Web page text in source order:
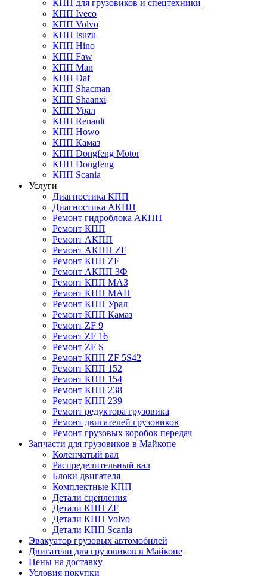
КПП для грузовиков и спецтехники
КПП Iveco
КПП Volvo
КПП Isuzu
КПП Hino
КПП Faw
КПП Man
КПП Daf
КПП Shacman
КПП Shaanxi
КПП Урал
КПП Renault
КПП Howo
КПП Камаз
КПП Dongfeng Motor
КПП Dongfeng
КПП Scania
Услуги
Диагностика КПП
Диагностика АКПП
Ремонт гидроблока АКПП
Ремонт КПП
Ремонт АКПП
Ремонт АКПП ZF
Ремонт КПП ZF
Ремонт АКПП ЗФ
Ремонт КПП МАЗ
Ремонт КПП МАН
Ремонт КПП Урал
Ремонт КПП Камаз
Ремонт ZF 9
Ремонт ZF 16
Ремонт ZF S
Ремонт КПП ZF 5S42
Ремонт КПП 152
Ремонт КПП 154
Ремонт КПП 238
Ремонт КПП 239
Ремонт редуктора грузовика
Ремонт двигателей грузовиков
Ремонт грузовых коробок передач
Запчасти для грузовиков в Майкопе
Коленчатый вал
Распределительный вал
Блоки двигателя
Комплектные КПП
Детали сцепления
Детали КПП ZF
Детали КПП Volvo
Детали КПП Scania
Эвакуатор грузовых автомобилей
Двигатели для грузовиков в Майкопе
Цены на доставку
Условия покупки